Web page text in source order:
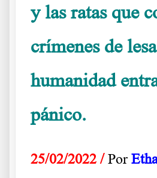
y las ratas que
crímenes de lesa
humanidad
pánico.
25/02/2022 /Por